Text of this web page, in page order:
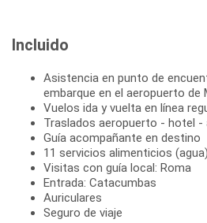
Incluido
Asistencia en punto de
embarque en el aeropuerto de
Vuelos ida y vuelta en línea
Traslados aeropuerto - hotel
Guía acompañante en destino
11 servicios alimenticios (agua)
Visitas con guía local: Roma
Entrada: Catacumbas
Auriculares
Seguro de viaje